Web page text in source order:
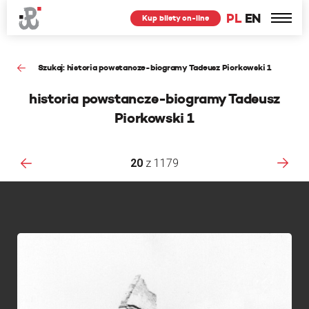
PL EN
Kup bilety on-line
Szukaj: historia powstancze-biogramy Tadeusz Piorkowski 1
historia powstancze-biogramy Tadeusz
Piorkowski 1
20 z 1179